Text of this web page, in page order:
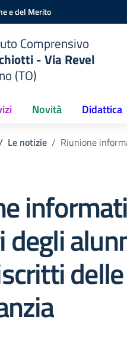
e del Merito
Comprensivo
- Via Revel
(TO)
Novità Didattica
Le notizie Riunione
degli